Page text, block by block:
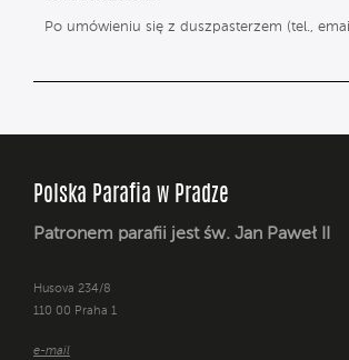
Po umówieniu się z duszpasterzem (tel.,
Polska Parafia w Pradze
Patronem parafii jest św. Jan Paweł II
Husova 234/8
110 00 Praha 1
e-mail